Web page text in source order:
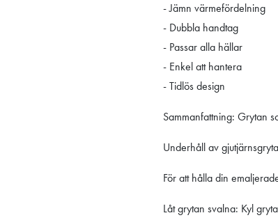
- Jämn värmefördelning
- Dubbla handtag
- Passar alla hällar
- Enkel att hantera
- Tidlös design
Sammanfattning: Grytan
Underhåll av gjutjärnsgryta
För att hålla din
Låt grytan svalna: Kyl